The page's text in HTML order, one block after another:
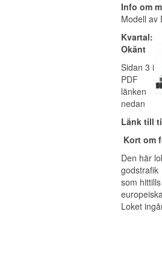
Info om
Modell av
Kvartal:
Okänt
Sidan 3 i
PDF
länken
nedan
Länk till
Kort om
Den här
godstrafik
som
Loket